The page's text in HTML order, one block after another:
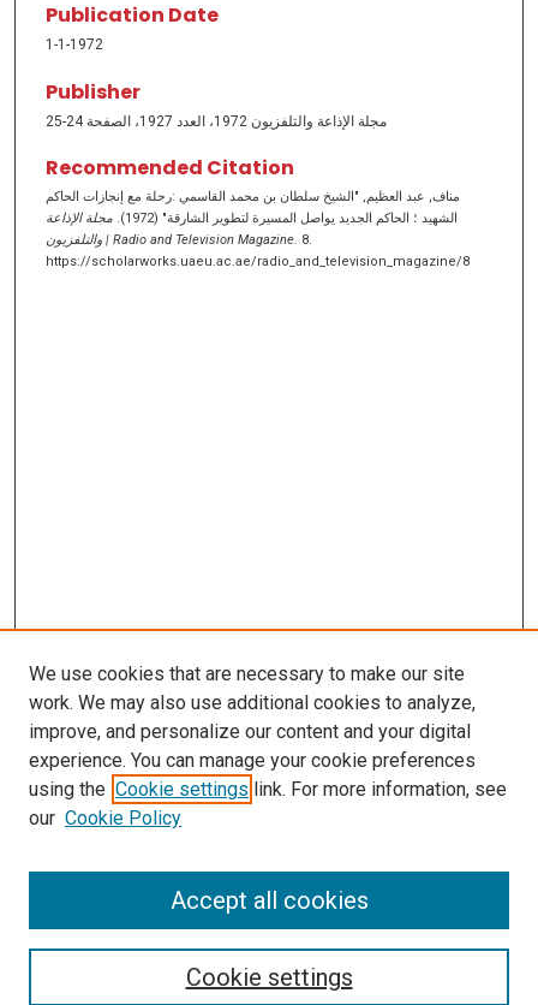
Publication Date
1-1-1972
Publisher
مجلة الإذاعة والتلفزيون 1972، العدد 1927، الصفحة 24-25
Recommended Citation
مناف, عبد العظيم, "الشيخ سلطان بن محمد القاسمي :رحلة مع إنجازات الحاكم
الشهيد ؛ الحاكم الجديد يواصل المسيرة لتطوير الشارقة" (1972).
مجلة الإذاعة
والتلفزيون | Radio and Television Magazine. 8.
https://scholarworks.uaeu.ac.ae/radio_and_television_magazine/8
We use cookies that are necessary to make our site
work. We may also use additional cookies to analyze,
improve, and personalize our content and your digital
experience. You can manage your cookie preferences
using the Cookie settings link. For more information, see
our Cookie Policy
Cookie settings
Accept all cookies